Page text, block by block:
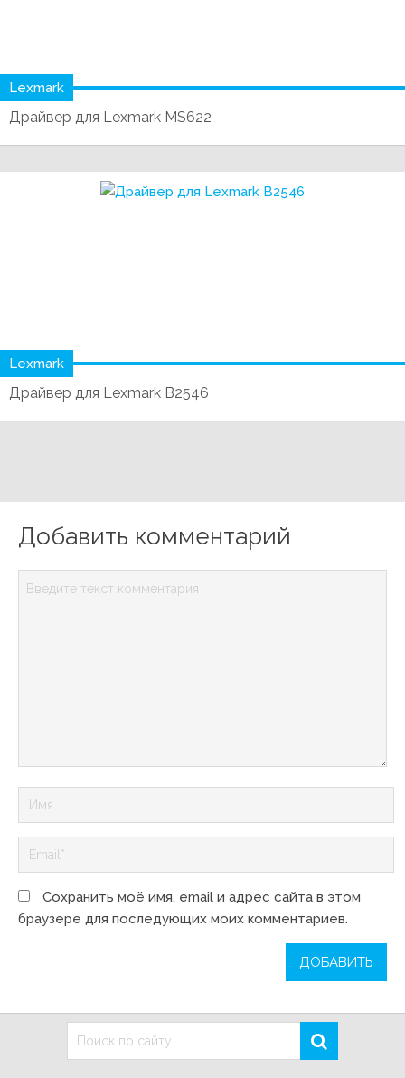
Lexmark
Драйвер для Lexmark MS622
Lexmark
Драйвер для Lexmark B2546
Добавить комментарий
Сохранить моё имя, email и адрес сайта в этом
браузере для последующих моих комментариев.